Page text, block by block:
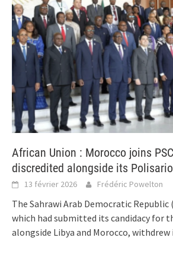
African Union : Morocco joins
discredited alongside its Polisario
13 février 2026 Frédéric Powelton
The Sahrawi Arab Democratic
which had submitted its candidacy for
alongside Libya and Morocco, withdrew